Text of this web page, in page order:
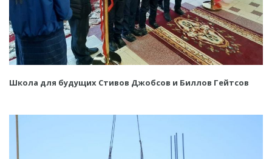
Школа для будущих Стивов Джобсов и Биллов Гейтсов